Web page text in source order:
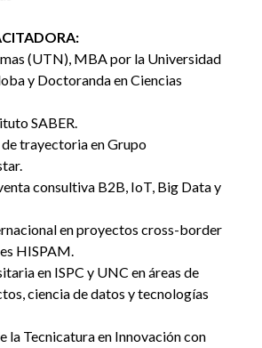
(UTN), MBA por la Universidad
y Doctoranda en Ciencias
SABER.
de trayectoria en Grupo
consultiva B2B, IoT, Big Data y
en proyectos cross-border
HISPAM.
en ISPC y UNC en áreas de
ciencia de datos y tecnologías
la Tecnicatura en Innovación con